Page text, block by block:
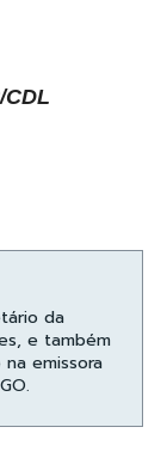
da
e também
emissora